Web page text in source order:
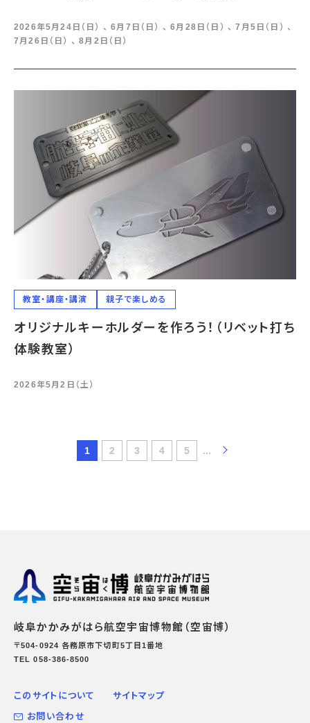
2026年5月24日（日） 、 6月7日（日） 、 6月28日（日） 、 7月5日（日） 、
7月26日（日） 、 8月2日（日）
教室・講座・講演 親子で楽しめる
オリジナルキーホルダーを作ろう！（リベット打ち
体験教室）
2026年5月2日（土）
1 2 3 4 5 ...
岐阜かかみがはら航空宇宙博物館（空宙博）
〒504-0924 各務原市下切町5丁目1番地
TEL 058-386-8500
このサイトについて
サイトマップ
お問い合わせ